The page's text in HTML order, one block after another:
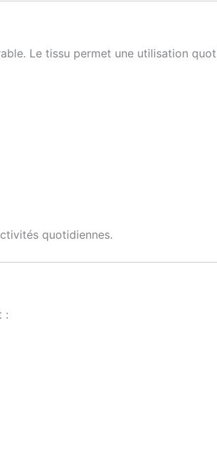
Le tissu permet une utilisation
quotidiennes.
: